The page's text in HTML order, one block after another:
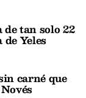
tan solo 22
Yeles
carné que